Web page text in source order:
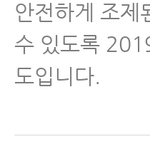
안전하게 조제
수 있도록
도입니다.